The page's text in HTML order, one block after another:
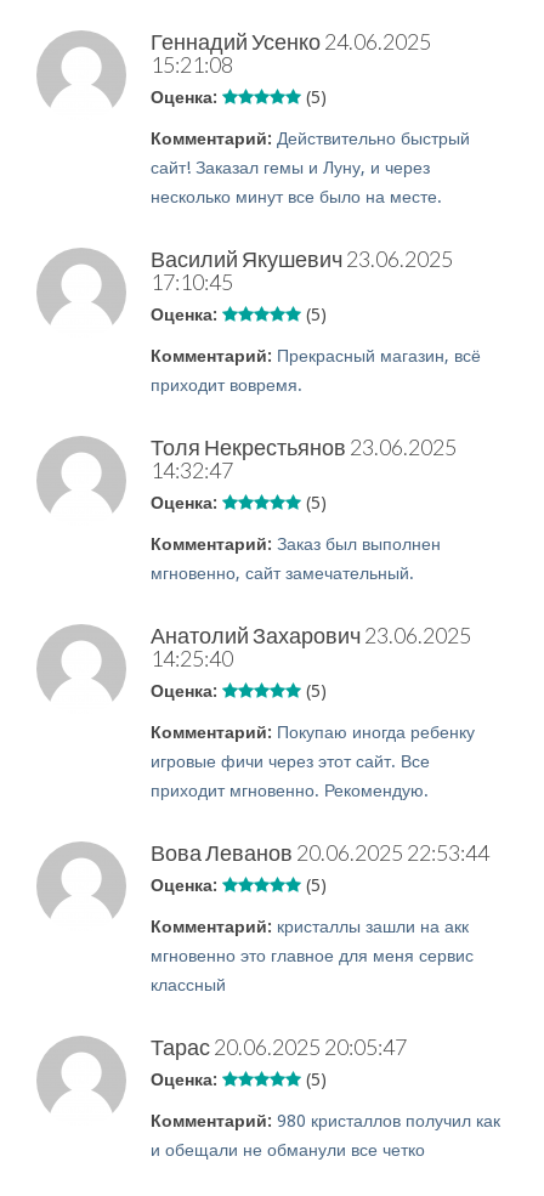
Геннадий Усенко24.06.2025
15:21:08
Оценка: (5)
Комментарий: Действительно быстрый
сайт! Заказал гемы и Луну, и через
несколько минут все было на месте.
Василий Якушевич23.06.2025
17:10:45
Оценка: (5)
Комментарий: Прекрасный магазин, всё
приходит вовремя.
Толя Некрестьянов 23.06.2025
14:32:47
Оценка: (5)
Комментарий: Заказ был выполнен
мгновенно, сайт замечательный.
Анатолий Захарович23.06.2025
14:25:40
Оценка: (5)
Комментарий: Покупаю иногда ребенку
игровые фичи через этот сайт. Все
приходит мгновенно. Рекомендую.
Вова Леванов 20.06.2025 22:53:44
Оценка: (5)
Комментарий: кристаллы зашли на акк
мгновенно это главное для меня сервис
классный
Тарас20.06.2025 20:05:47
Оценка: (5)
Комментарий: 980 кристаллов получил как
и обещали не обманули все четко